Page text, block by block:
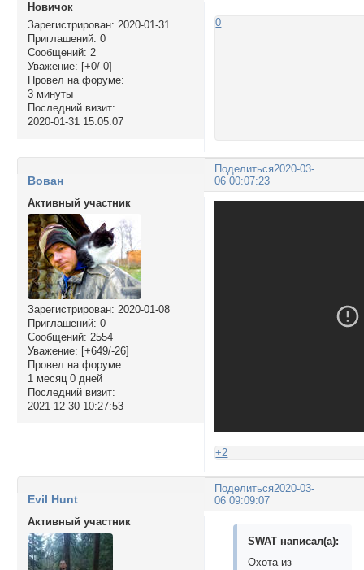
Новичок
Зарегистрирован: 2020-01-31
Приглашений: 0
Сообщений: 2
Уважение: [+0/-0]
Провел на форуме:
3 минуты
Последний визит:
2020-01-31 15:05:07
0
Поделиться2020-03-
06 00:07:23
Вован
Активный участник
Зарегистрирован: 2020-01-08
Приглашений: 0
Сообщений: 2554
Уважение: [+649/-26]
Провел на форуме:
1 месяц 0 дней
Последний визит:
2021-12-30 10:27:53
+2
Поделиться2020-03-
06 09:09:07
Evil Hunt
Активный участник
SWAT написал(а):
Охота из